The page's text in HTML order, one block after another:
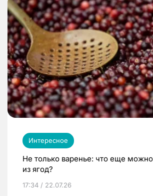
Интересное
Не только варенье: что еще можно
из ягод?
17:34 / 22.07.26